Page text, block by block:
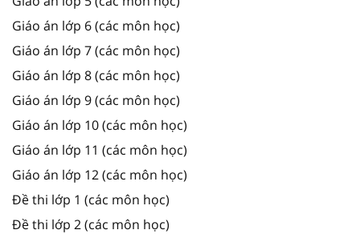
Giáo án lớp 6 (các môn học)
Giáo án lớp 7 (các môn học)
Giáo án lớp 8 (các môn học)
Giáo án lớp 9 (các môn học)
Giáo án lớp 10 (các môn học)
Giáo án lớp 11 (các môn học)
Giáo án lớp 12 (các môn học)
Đề thi lớp 1 (các môn học)
Đề thi lớp 2 (các môn học)